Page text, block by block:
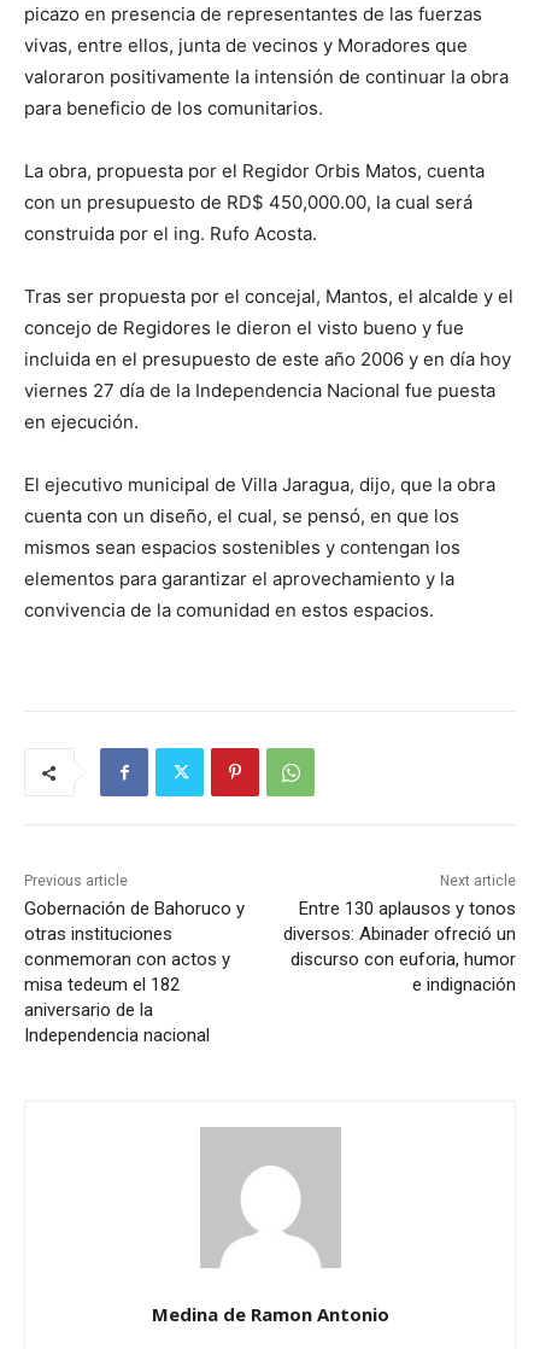
picazo en presencia de representantes de las fuerzas
vivas, entre ellos, junta de vecinos y Moradores que
valoraron positivamente la intensión de continuar la obra
para beneficio de los comunitarios.
La obra, propuesta por el Regidor Orbis Matos, cuenta
con un presupuesto de RD$ 450,000.00, la cual será
construida por el ing. Rufo Acosta.
Tras ser propuesta por el concejal, Mantos, el alcalde y el
concejo de Regidores le dieron el visto bueno y fue
incluida en el presupuesto de este año 2006 y en día hoy
viernes 27 día de la Independencia Nacional fue puesta
en ejecución.
El ejecutivo municipal de Villa Jaragua, dijo, que la obra
cuenta con un diseño, el cual, se pensó, en que los
mismos sean espacios sostenibles y contengan los
elementos para garantizar el aprovechamiento y la
convivencia de la comunidad en estos espacios.
Previous article
Gobernación de Bahoruco y
otras instituciones
conmemoran con actos y
misa tedeum el 182
aniversario de la
Independencia nacional
Next article
Entre 130 aplausos y tonos
diversos: Abinader ofreció un
discurso con euforia, humor
e indignación
Medina de Ramon Antonio